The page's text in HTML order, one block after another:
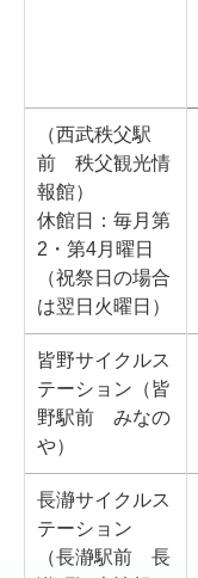
（西武秩父駅
前 秩父観光情
報館）
休館日：毎月第
2・第4月曜日
（祝祭日の場合
は翌日火曜日）
皆野サイクルス
テーション（皆
野駅前 みなの
や）
長瀞サイクルス
テーション
（長瀞駅前 長